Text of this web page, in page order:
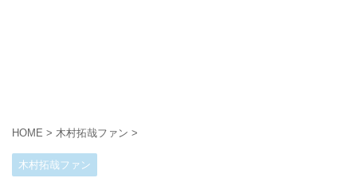
HOME > 木村拓哉ファン >
木村拓哉ファン